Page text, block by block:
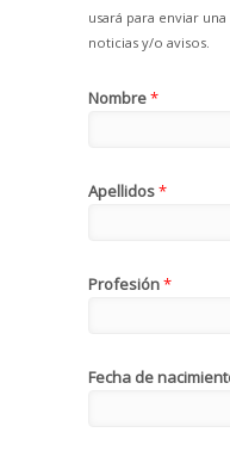
usará para enviar
noticias y/o avisos.
Nombre*
Apellidos*
Profesión*
Fecha de